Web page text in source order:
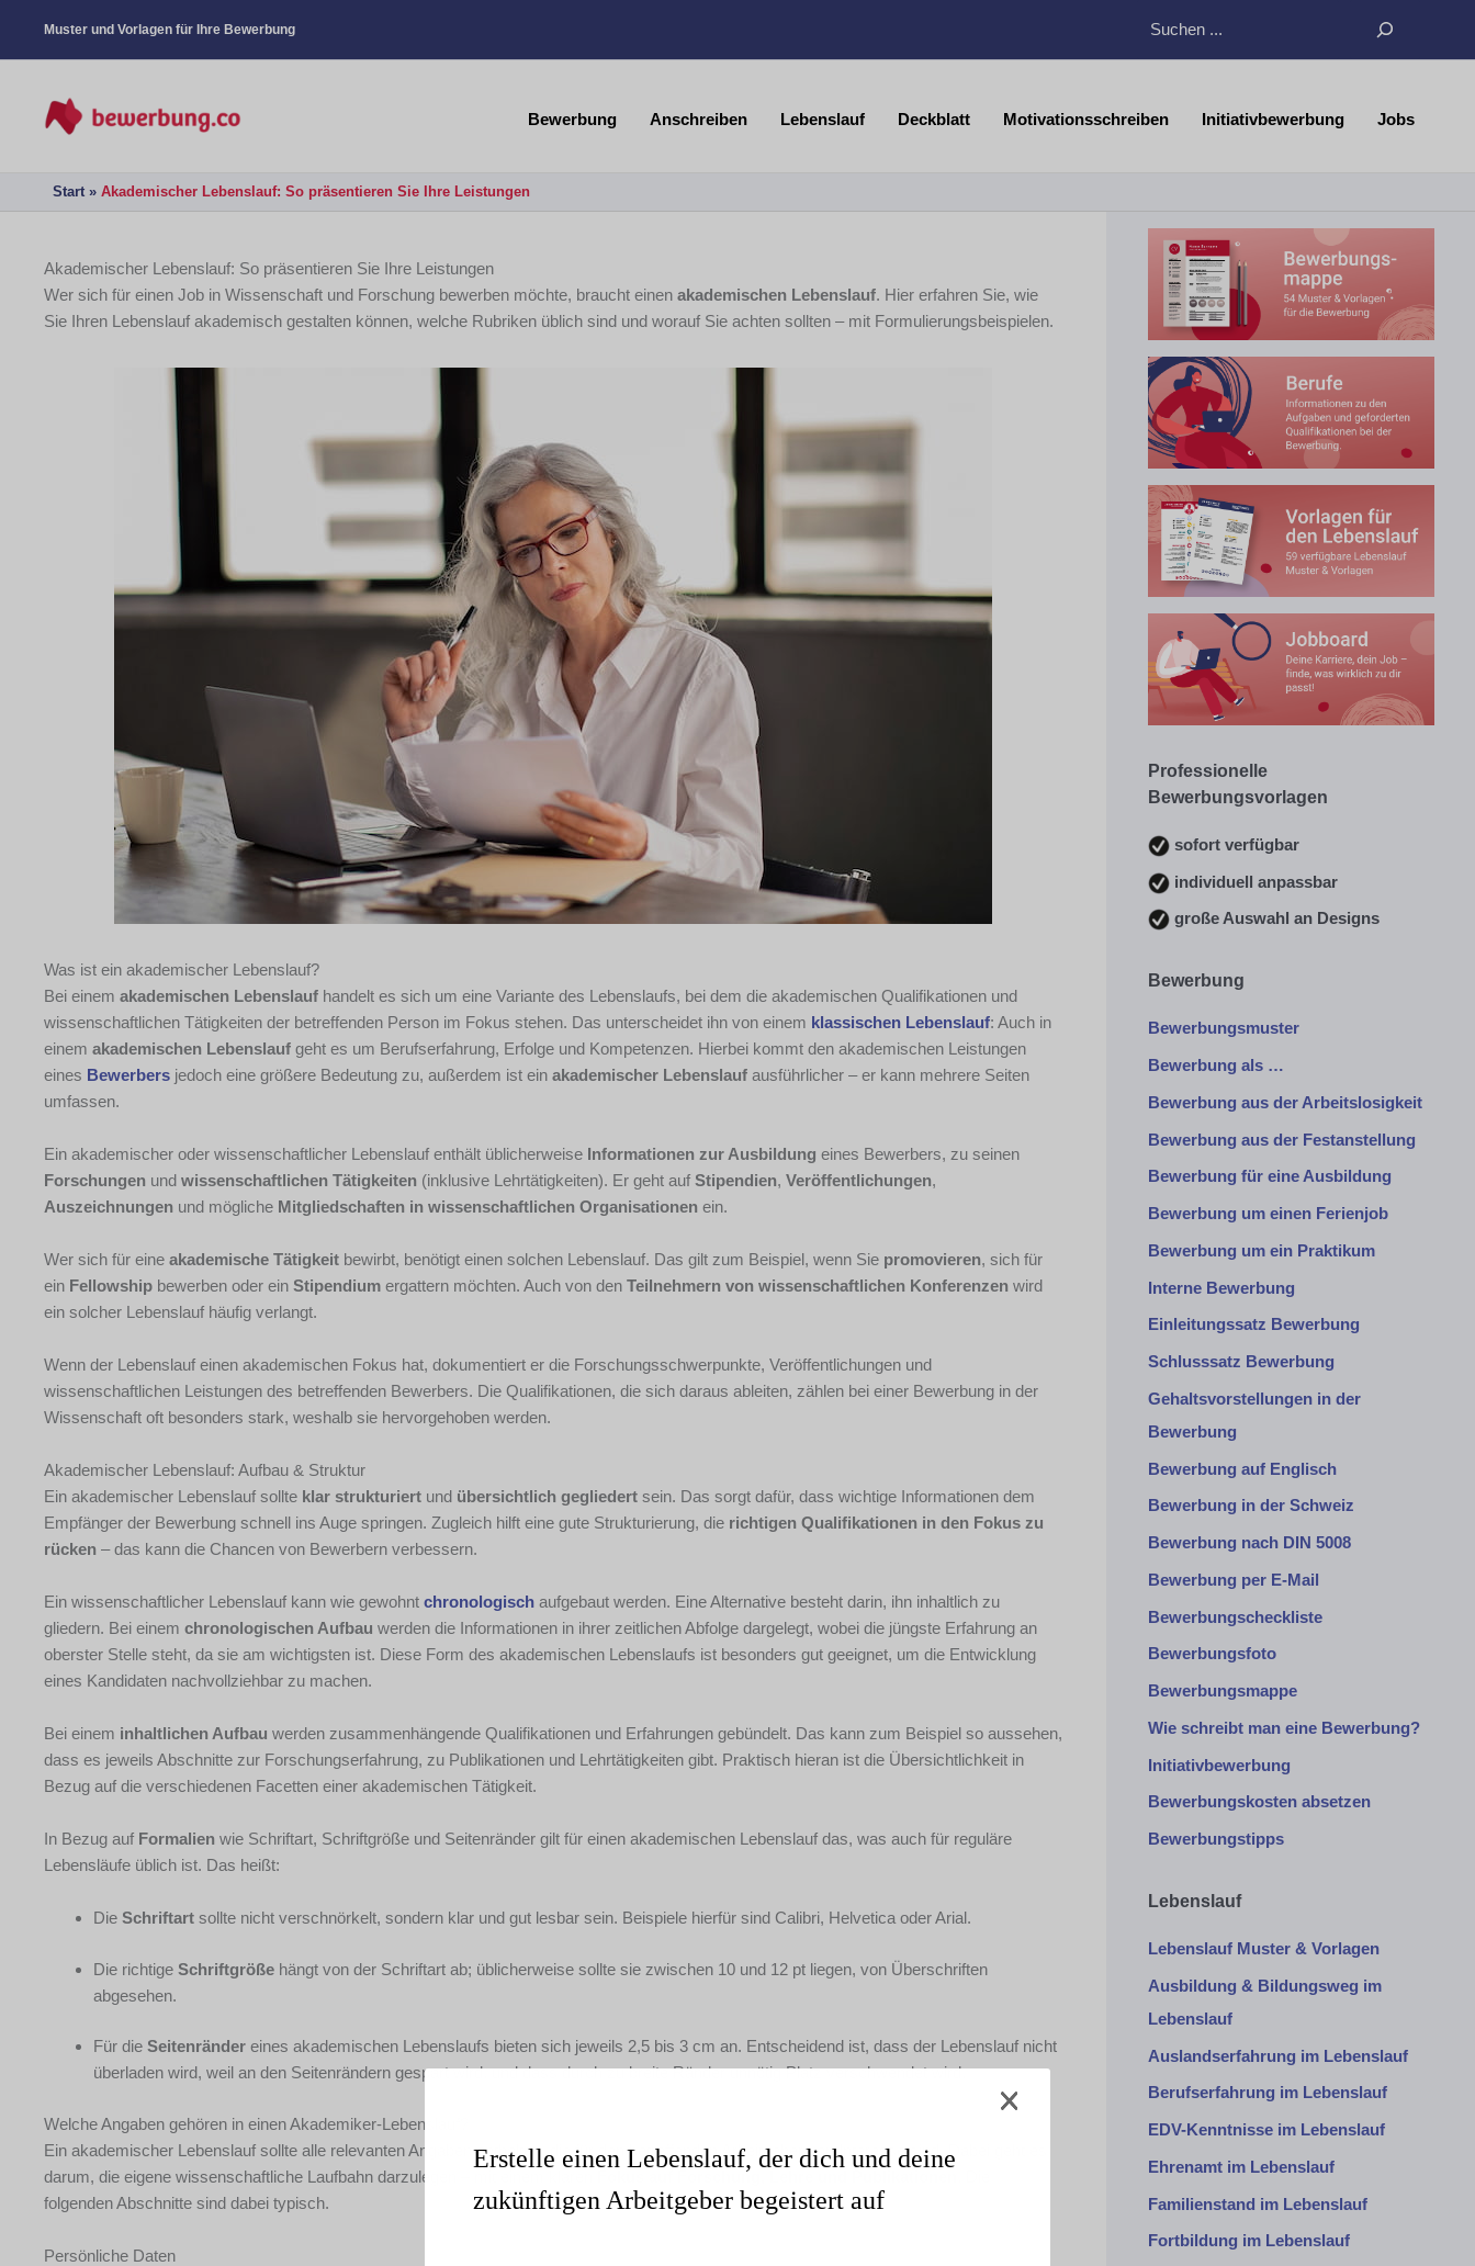
Muster und Vorlagen für Ihre Bewerbung
Bewerbung Anschreiben Lebenslauf Deckblatt Motivationsschreiben Initiativbewerbung Jobs
Start Akademischer Lebenslauf: So präsentieren Sie Ihre Leistungen
Akademischer Lebenslauf: So präsentieren Sie Ihre Leistungen
Wer sich für einen Job in Wissenschaft und Forschung bewerben möchte, braucht einen akademischen Lebenslauf. Hier erfahren Sie, wie
Sie Ihren Lebenslauf akademisch gestalten können, welche Rubriken üblich sind und worauf Sie achten sollten – mit Formulierungsbeispielen.
Was ist ein akademischer Lebenslauf?
Bei einem akademischen Lebenslauf handelt es sich um eine Variante des Lebenslaufs, bei dem die akademischen Qualifikationen und
wissenschaftlichen Tätigkeiten der betreffenden Person im Fokus stehen. Das unterscheidet ihn von einem klassischen Lebenslauf: Auch in
einem akademischen Lebenslauf geht es um Berufserfahrung, Erfolge und Kompetenzen. Hierbei kommt den akademischen Leistungen
eines Bewerbers jedoch eine größere Bedeutung zu, außerdem ist ein akademischer Lebenslauf ausführlicher – er kann mehrere Seiten
umfassen.
Ein akademischer oder wissenschaftlicher Lebenslauf enthält üblicherweise Informationen zur Ausbildung eines Bewerbers, zu seinen
Forschungen und wissenschaftlichen Tätigkeiten (inklusive Lehrtätigkeiten). Er geht auf Stipendien, Veröffentlichungen,
Auszeichnungen und mögliche Mitgliedschaften in wissenschaftlichen Organisationen ein.
Wer sich für eine akademische Tätigkeit bewirbt, benötigt einen solchen Lebenslauf. Das gilt zum Beispiel, wenn Sie promovieren, sich für
ein Fellowship bewerben oder ein Stipendium ergattern möchten. Auch von den Teilnehmern von wissenschaftlichen Konferenzen wird
ein solcher Lebenslauf häufig verlangt.
Wenn der Lebenslauf einen akademischen Fokus hat, dokumentiert er die Forschungsschwerpunkte, Veröffentlichungen und
wissenschaftlichen Leistungen des betreffenden Bewerbers. Die Qualifikationen, die sich daraus ableiten, zählen bei einer Bewerbung in der
Wissenschaft oft besonders stark, weshalb sie hervorgehoben werden.
Akademischer Lebenslauf: Aufbau & Struktur
Ein akademischer Lebenslauf sollte klar strukturiert und übersichtlich gegliedert sein. Das sorgt dafür, dass wichtige Informationen dem
Empfänger der Bewerbung schnell ins Auge springen. Zugleich hilft eine gute Strukturierung, die richtigen Qualifikationen in den Fokus zu
rücken – das kann die Chancen von Bewerbern verbessern.
Ein wissenschaftlicher Lebenslauf kann wie gewohnt chronologisch aufgebaut werden. Eine Alternative besteht darin, ihn inhaltlich zu
gliedern. Bei einem chronologischen Aufbau werden die Informationen in ihrer zeitlichen Abfolge dargelegt, wobei die jüngste Erfahrung an
oberster Stelle steht, da sie am wichtigsten ist. Diese Form des akademischen Lebenslaufs ist besonders gut geeignet, um die Entwicklung
eines Kandidaten nachvollziehbar zu machen.
Bei einem inhaltlichen Aufbau werden zusammenhängende Qualifikationen und Erfahrungen gebündelt. Das kann zum Beispiel so aussehen,
dass es jeweils Abschnitte zur Forschungserfahrung, zu Publikationen und Lehrtätigkeiten gibt. Praktisch hieran ist die Übersichtlichkeit in
Bezug auf die verschiedenen Facetten einer akademischen Tätigkeit.
In Bezug auf Formalien wie Schriftart, Schriftgröße und Seitenränder gilt für einen akademischen Lebenslauf das, was auch für reguläre
Lebensläufe üblich ist. Das heißt:
Die Schriftart sollte nicht verschnörkelt, sondern klar und gut lesbar sein. Beispiele hierfür sind Calibri, Helvetica oder Arial.
Die richtige Schriftgröße hängt von der Schriftart ab; üblicherweise sollte sie zwischen 10 und 12 pt liegen, von Überschriften
abgesehen.
Für die Seitenränder eines akademischen Lebenslaufs bieten sich jeweils 2,5 bis 3 cm an. Entscheidend ist, dass der Lebenslauf nicht
überladen wird, weil an den Seitenrändern gespart wird, und dass durch zu breite Ränder unnötig Platz verschwendet wird.
Welche Angaben gehören in einen Akademiker-Lebenslauf?
Ein akademischer Lebenslauf sollte alle relevanten Angaben enthalten, die für den betreffenden Arbeitgeber von Interesse sind. Dabei geht es
darum, die eigene wissenschaftliche Laufbahn darzulegen – mit einem klaren
Fokus auf Forschung, Lehre und Publikationen
folgenden Abschnitte sind dabei typisch.
Persönliche Daten
Professionelle
Bewerbungsvorlagen
sofort verfügbar
individuell anpassbar
große Auswahl an Designs
Bewerbung
Bewerbungsmuster
Bewerbung als …
Bewerbung aus der Arbeitslosigkeit
Bewerbung aus der Festanstellung
Bewerbung für eine Ausbildung
Bewerbung um einen Ferienjob
Bewerbung um ein Praktikum
Interne Bewerbung
Einleitungssatz Bewerbung
Schlusssatz Bewerbung
Gehaltsvorstellungen in der
Bewerbung
Bewerbung auf Englisch
Bewerbung in der Schweiz
Bewerbung nach DIN 5008
Bewerbung per E-Mail
Bewerbungscheckliste
Bewerbungsfoto
Bewerbungsmappe
Wie schreibt man eine Bewerbung?
Initiativbewerbung
Bewerbungskosten absetzen
Bewerbungstipps
Lebenslauf
Lebenslauf Muster & Vorlagen
Ausbildung & Bildungsweg im
Lebenslauf
Auslandserfahrung im Lebenslauf
Berufserfahrung im Lebenslauf
EDV-Kenntnisse im Lebenslauf
Ehrenamt im Lebenslauf
Familienstand im Lebenslauf
Fortbildung im Lebenslauf
Erstelle einen Lebenslauf, der dich und deine
zukünftigen Arbeitgeber begeistert auf